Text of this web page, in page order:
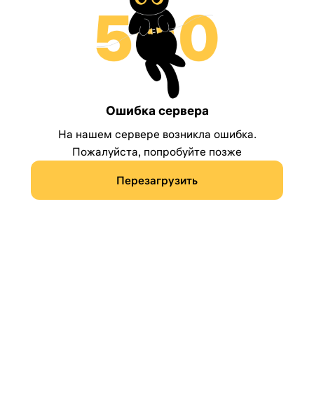
Ошибка сервера
На нашем сервере возникла ошибка.
Пожалуйста, попробуйте позже
Перезагрузить